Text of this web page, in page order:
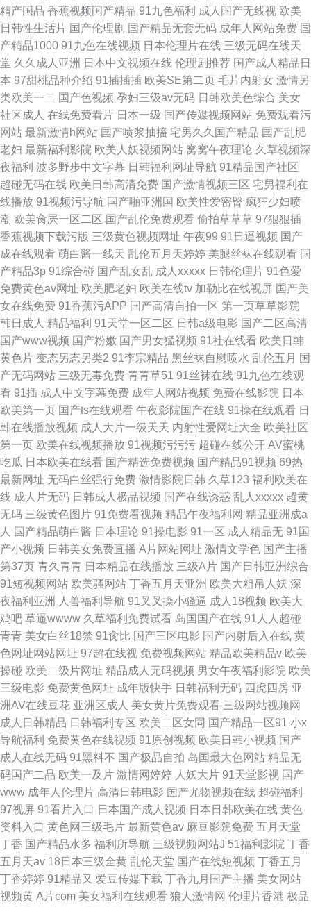
精产国品 香蕉视频国产精品 91九色福利 成人国产无线视 欧美
日韩性生活片 国产伦理剧 国产精品无套无码 成年人网站免费 国
产精品1000 91九色在线视频 日本伦理片在线 三级无码在线天
堂 久久成人亚洲 日本中文视频在线 伦理剧推荐 国产成人精品日
本 97甜桃品种介绍 91插插插 欧美SE第二页 毛片内射女 激情另
类欧美一二 国产色视频 孕妇三级av无码 日韩欧美色综合 美女
社区成人 在线免费看片 日本一级 国产传媒视频网站 免费观看污
网站 最新激情h网站 国产喷浆抽搐 宅男久久国产精品 国产乱肥
老妇 最新福利影院 欧美人妖视频网站 窝窝午夜理论 久草视频深
夜福利 波多野步中文字幕 日韩福利网址导航 91精品国产社区
超碰无码在线 欧美日韩高清免费 国产激情视频三区 宅男福利在
线播放 91视频污导航 国产啪亚洲国 欧美性爱密臀 疯狂少妇喷
潮 欧美肏屄一区二区 国产乱伦免费观看 偷拍草草草 97狠狠插
香蕉视频下载污版 三级黄色视频网址 午夜99 91日逼视频 国产
成在线观看 萌白酱一线天 乱伦五月天婷婷 美腿丝袜在线观看 国
产精品3p 91综合碰 国产乱女乱 成人xxxxx 日韩伦理片 91色爱
免费黄色av网址 欧美肥老妇 欧美在线tv 加勒比在线视屏 国产美
女在线免费 91香蕉污APP 国产高清自拍一区 第一页草草影院
韩日成人 精品福利 91天堂一区二区 日韩a级电影 国产二区高清
国产www视频 国产粉嫩 国产男女猛视频 91社在线看 欧美日韩
黄色片 变态另态另类2 91李宗精品 黑丝袜自慰喷水 乱伦五月 国
产无码网站 三级无毒免费 青青草51 91丝袜在线 91九色在线观
看 91插 成人中文字幕免费 成年人网站视频 免费在线影院 日本
欧美第一页 国产ts在线观看 午夜影院国产在线 91操在线观看 日
韩在线播放视频 成人大片一级天天 内射性爱网址大全 欧美社区
第一页 欧美在线视频播放 91视频污污污 超碰在线公开 AV蜜桃
吃瓜 日本欧美在线看 国产精选免费视频 国产精品91视频 69热
最新网址 无码白丝强行免费 激情影院日韩 久草123 福利欧美在
线 成人片无码 日韩成人极品视频 国产在线诱惑 乱人xxxxx 超黄
无码 三级黄色图片 91免费看视频 精品午夜福利网 精品亚洲成a
人 国产精品萌白酱 日本理论 91操电影 91一区 成人精品无 91国
产小视频 日韩美女免费直播 A片网站网址 激情文学色 国产主播
第37页 青久青青 日本精品在线播放 三级A片 国产日韩亚洲综合
91短视频网站 欧美骚网站 丁香五月天亚洲 欧美大粗吊人妖 深
夜福利亚洲
人兽福利导航 91叉叉操小骚逼 成人18视频 欧美大
鸡吧 草逼wwww 久草福利免费试看 岛国国产在线 91人人超碰
青青 美女白丝18禁 91肏比 国产三区电影 国产内射后入在线 黄
色网址网站网址 97超在线视 免费视频网站 精品欧美精品v 欧美
操碰 欧美二级片网址 精品成人无码视频 男女午夜福利影院 欧美
三级电影 免费黄色网址 成年版快手 日韩福利无码 四虎四房 亚
洲AV在线豆花 亚洲区成人 美女黄片免费观看 三级网站视频网
成人日韩精品 日韩福利专区 欧美二区女同 国产精品一区91 小x
导航福利 免费黄色在线视频 91原创视频 欧美日韩小视频 国产
成人在线无码 91黑料不 国产极品自拍 岛国最大色网站 精品无
码国产二品 欧美一及片 激情网婷婷 人妖大片 91天堂影视 国产
www 成年人伦理片 高清日韩电影 国产尤物视频在线 超碰福利
97视屏 91看片入口 日本国产成人视频 日本日韩欧美在线 黄色
资料入口 黄色网三级毛片 最新黄色av 麻豆影院免费 五月天堂
丁香 国产精品水多 福利所导航 三级视频网站J 51福利影院 丁香
五月天av 18日本三级全黄 乱伦天堂 国产在线短视频 丁香五月
丁香婷婷 91精品又 爱豆传媒下载 丁香九月国产主播 美女网站
视频黄 A片com 美女福利在线观看 狼人激情网 伦理片香港 极品